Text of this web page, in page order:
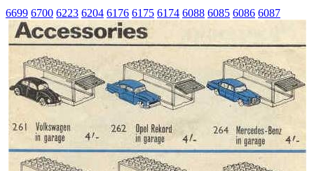
6699 6700 6223 6204 6176 6175 6174 6088 6085 6086 6087